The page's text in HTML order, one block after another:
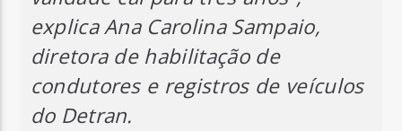
explica Ana Carolina Sampaio,
diretora de habilitação de
condutores e registros de veículos
do Detran.